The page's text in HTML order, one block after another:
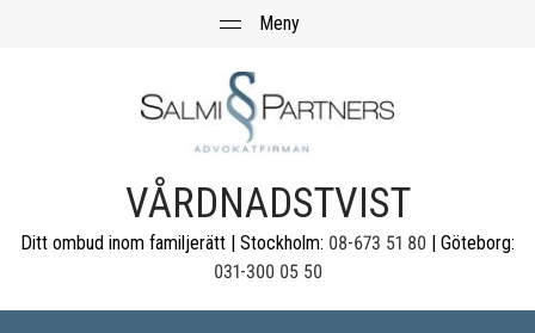
VÅRDNADSTVIST
Ditt ombud inom familjerätt | Stockholm: 08-673 51 80 | Göteborg:
031-300 05 50